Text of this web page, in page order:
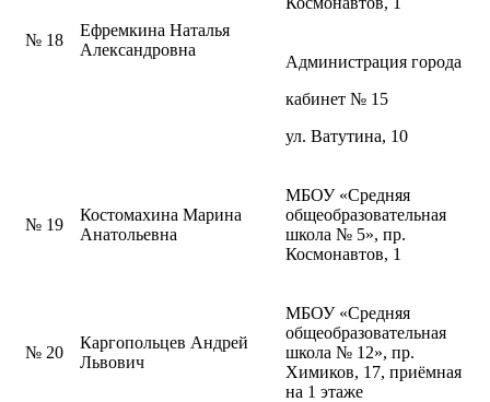
№ 18
Ефремкина Наталья
Александровна
Администрация города
кабинет № 15
ул. Ватутина, 10
№ 19
Костомахина Марина
Анатольевна
МБОУ «Средняя
общеобразовательная
школа № 5», пр.
Космонавтов, 1
№ 20
Каргопольцев Андрей
Львович
МБОУ «Средняя
общеобразовательная
школа № 12», пр.
Химиков, 17, приёмная
на 1 этаже